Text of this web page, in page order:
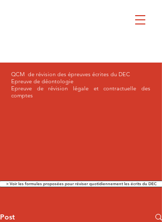
QCM de révision des épreuves écrites du DEC
Epreuve de déontologie
Epreuve de révision légale et contractuelle des
comptes
> Voir les formules proposées pour réviser quotidiennement les écrits du DEC
Post